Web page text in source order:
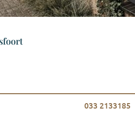
033 2133185